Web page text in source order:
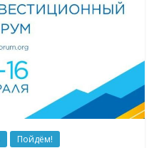
Пойдём!